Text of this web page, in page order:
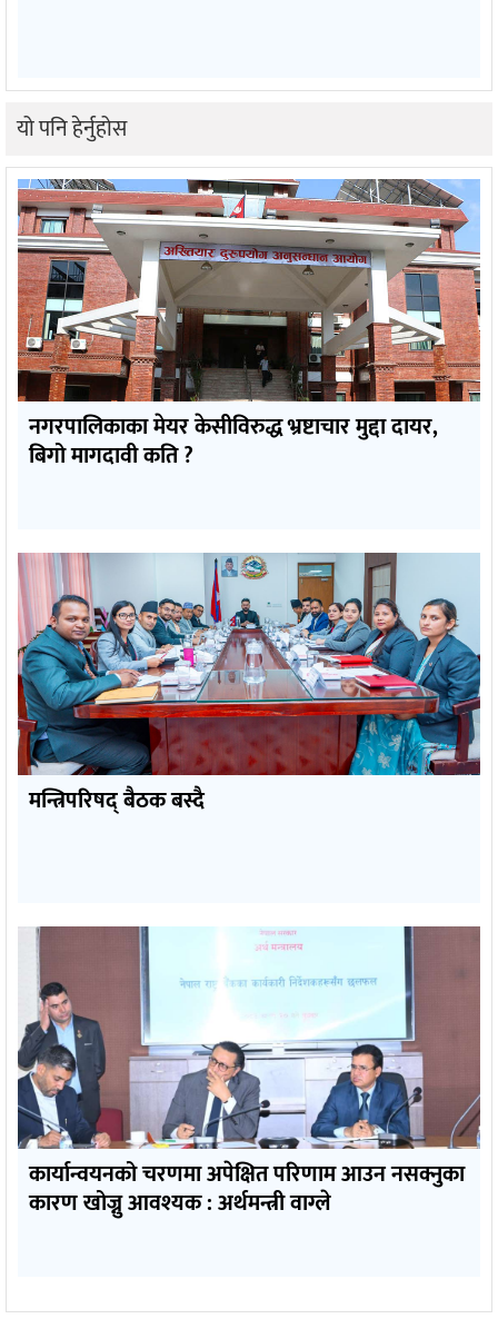
यो पनि हेर्नुहोस
नगरपालिकाका मेयर केसीविरुद्ध भ्रष्टाचार मुद्दा दायर,
बिगो मागदावी कति ?
मन्त्रिपरिषद् बैठक बस्दै
कार्यान्वयनको चरणमा अपेक्षित परिणाम आउन नसक्नुका
कारण खोज्नु आवश्यक : अर्थमन्त्री वाग्ले